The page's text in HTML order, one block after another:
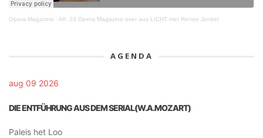
Opera Magazine · Afl. 23 Opera Magazine over aus LICHT met Renee Jonker
AGENDA
aug 09 2026
DIE ENTFÜHRUNG AUS DEM SERIAL(W.A.MOZART)
Paleis het Loo